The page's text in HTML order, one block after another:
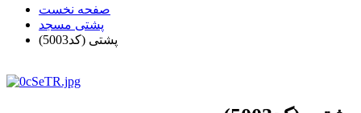
صفحه نخست
پشتی مسجد
پشتی (کد5003)